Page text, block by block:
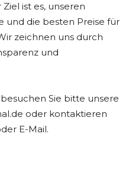
ist es, unseren
und die besten Preise für
zeichnen uns durch
und
Sie bitte unsere
oder kontaktieren
E-Mail.